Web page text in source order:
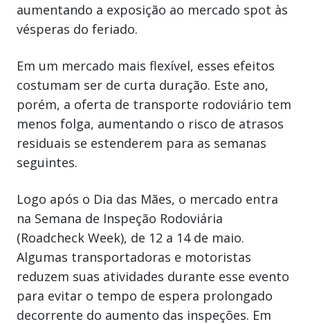
aumentando a exposição ao mercado spot às
vésperas do feriado.
Em um mercado mais flexível, esses efeitos
costumam ser de curta duração. Este ano,
porém, a oferta de transporte rodoviário tem
menos folga, aumentando o risco de atrasos
residuais se estenderem para as semanas
seguintes.
Logo após o Dia das Mães, o mercado entra
na Semana de Inspeção Rodoviária
(Roadcheck Week), de 12 a 14 de maio.
Algumas transportadoras e motoristas
reduzem suas atividades durante esse evento
para evitar o tempo de espera prolongado
decorrente do aumento das inspeções. Em